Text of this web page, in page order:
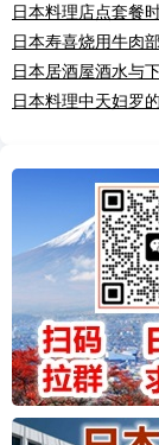
日本料理店点套餐
日本寿喜烧用牛肉
日本居酒屋酒水与
日本料理中天妇罗